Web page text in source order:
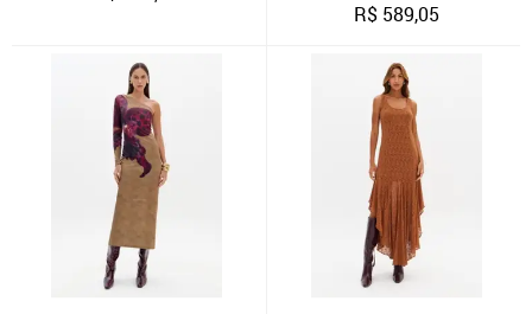
R$ 589,05